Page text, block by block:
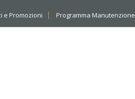
e Promozioni Programma Manutenzione